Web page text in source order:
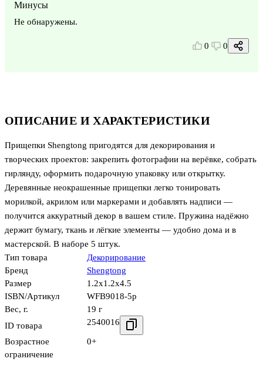
ОПИСАНИЕ И ХАРАКТЕРИСТИКИ
Прищепки Shengtong пригодятся для декорирования и
творческих проектов: закрепить фотографии на верёвке, собрать
гирлянду, оформить подарочную упаковку или открытку.
Деревянные неокрашенные прищепки легко тонировать
морилкой, акрилом или маркерами и добавлять надписи —
получится аккуратный декор в вашем стиле. Пружина надёжно
держит бумагу, ткань и лёгкие элементы — удобно дома и в
мастерской. В наборе 5 штук.
Тип товара
Декорирование
Бренд
Shengtong
Размер
1.2x1.2x4.5
ISBN/Артикул
WFB9018-5p
Вес, г.
19 г
ID товара
2540016
Возрастное
ограничение
0+
Минусы
Не обнаружены.
0 0